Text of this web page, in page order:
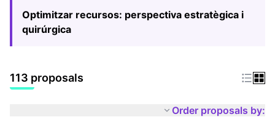
Optimitzar recursos: perspectiva estratègica i
quirúrgica
113 proposals
Order proposals by: